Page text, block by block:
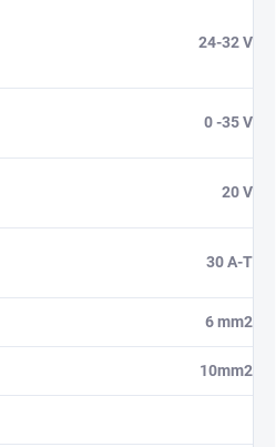
24-32 V
0 -35 V
20 V
30 A-T
6 mm2
10mm2